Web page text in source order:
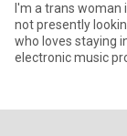
I'm a trans
not presently
who loves staying
electronic music